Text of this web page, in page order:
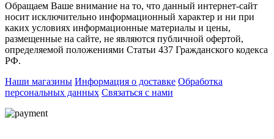
Обращаем Ваше внимание на то, что данный интернет-сайт
носит исключительно информационный характер и ни при
каких условиях информационные материалы и цены,
размещенные на сайте, не являются публичной офертой,
определяемой положениями Статьи 437 Гражданского кодекса
РФ.
Наши магазины Информация о доставке Обработка
персональных данных Связаться с нами